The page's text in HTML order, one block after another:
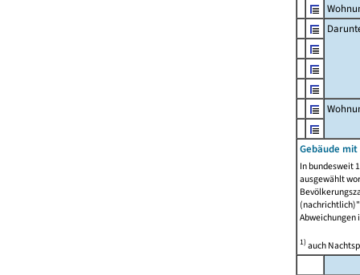
Gebäude
In bundesweit
ausgewählt
Abweichungen
1)auch